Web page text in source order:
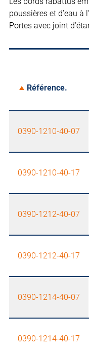
poussières et d’eau à
Portes avec joint
Référence.
0390-1210-40-07
0390-1210-40-17
0390-1212-40-07
0390-1212-40-17
0390-1214-40-07
0390-1214-40-17